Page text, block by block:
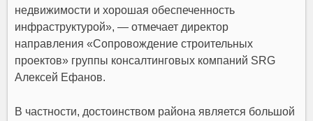
недвижимости и хорошая обеспеченность
инфраструктурой», — отмечает директор
направления «Сопровождение строительных
проектов» группы консалтинговых компаний SRG
Алексей Ефанов.
В частности, достоинством района является большой